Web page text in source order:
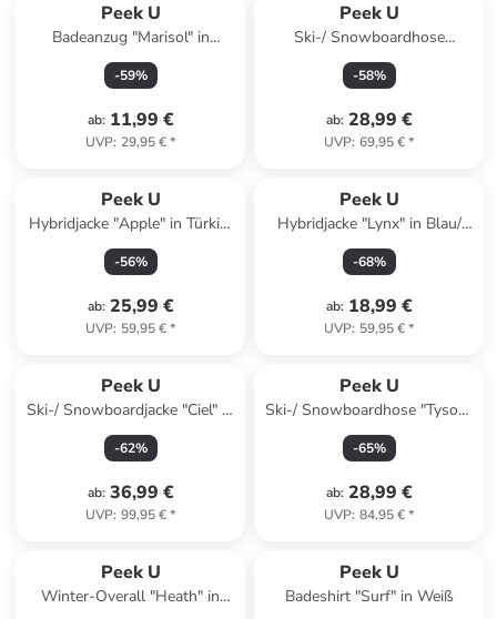
Peek U
Badeanzug "Marisol" in
Dunkelblau/ Bunt
-59%
ab: 11,99 €
UVP: 29,95 €*
Peek U
Ski-/ Snowboardhose
"Sapphire" in Dunkelblau
-58%
ab: 28,99 €
UVP: 69,95 €*
Peek U
Hybridjacke "Apple" in Türkis/
Dunkelblau
-56%
ab: 25,99 €
UVP: 59,95 €*
Peek U
Hybridjacke "Lynx" in Blau/
Dunkelblau
-68%
ab: 18,99 €
UVP: 59,95 €*
Peek U
Ski-/ Snowboardjacke "Ciel" in
Rosa/ Mint
-62%
ab: 36,99 €
UVP: 99,95 €*
Peek U
Ski-/ Snowboardhose "Tyson"
in Dunkelgrün
-65%
ab: 28,99 €
UVP: 84,95 €*
Peek U
Winter-Overall "Heath" in
Peek U
Badeshirt "Surf" in Weiß